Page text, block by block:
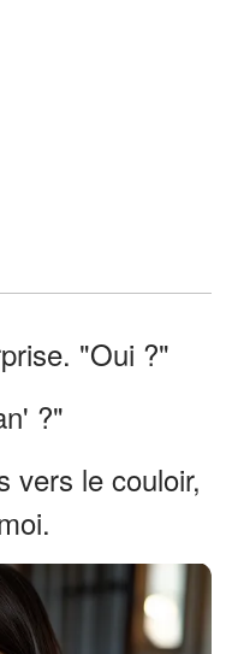
"Oui ?"
?"
vers le couloir,